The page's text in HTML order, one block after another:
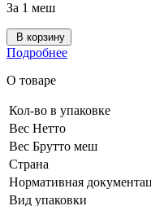
За 1 меш
В корзину
Подробнее
О товаре
Кол-во в упаковке
Вес Нетто
Вес Брутто меш
Страна
Нормативная
Вид упаковки